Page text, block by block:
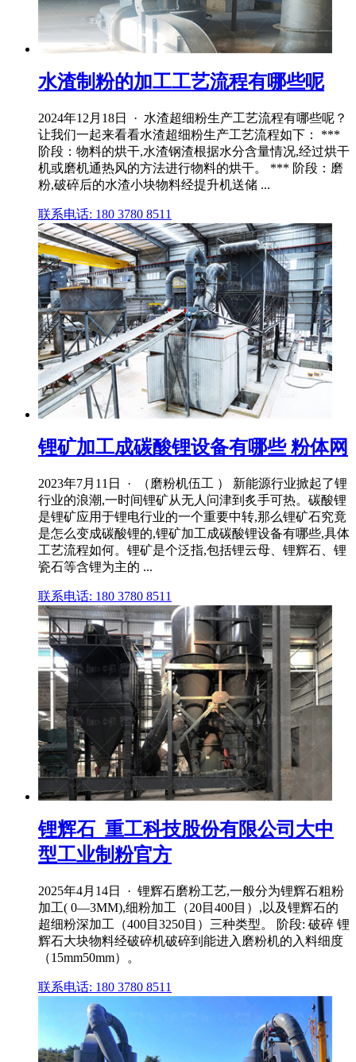
水渣制粉的加工工艺流程有哪些呢
2024年12月18日 · 水渣超细粉生产工艺流程有哪些呢？
让我们一起来看看水渣超细粉生产工艺流程如下： ***
阶段：物料的烘干,水渣钢渣根据水分含量情况,经过烘干
机或磨机通热风的方法进行物料的烘干。 *** 阶段：磨
粉,破碎后的水渣小块物料经提升机送储 ...
联系电话: 180 3780 8511
锂矿加工成碳酸锂设备有哪些 粉体网
2023年7月11日 · （磨粉机伍工 ） 新能源行业掀起了锂
行业的浪潮,一时间锂矿从无人问津到炙手可热。碳酸锂
是锂矿应用于锂电行业的一个重要中转,那么锂矿石究竟
是怎么变成碳酸锂的,锂矿加工成碳酸锂设备有哪些,具体
工艺流程如何。锂矿是个泛指,包括锂云母、锂辉石、锂
瓷石等含锂为主的 ...
联系电话: 180 3780 8511
锂辉石_重工科技股份有限公司大中
型工业制粉官方
2025年4月14日 · 锂辉石磨粉工艺,一般分为锂辉石粗粉
加工( 0—3MM),细粉加工（20目400目）,以及锂辉石的
超细粉深加工（400目3250目）三种类型。 阶段: 破碎 锂
辉石大块物料经破碎机破碎到能进入磨粉机的入料细度
（15mm50mm）。
联系电话: 180 3780 8511